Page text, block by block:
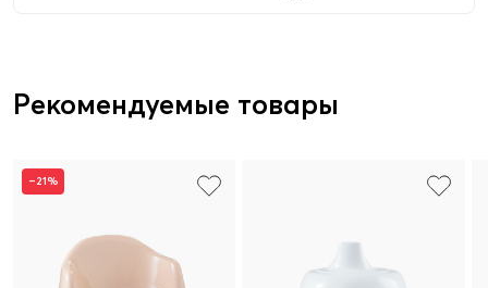
Рекомендуемые товары
–21%